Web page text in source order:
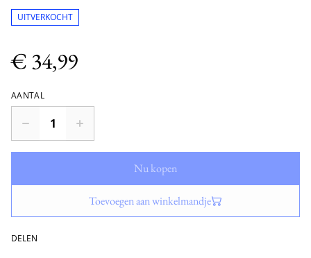
UITVERKOCHT
€ 34,99
AANTAL
Nu kopen
Toevoegen aan winkelmandje
DELEN